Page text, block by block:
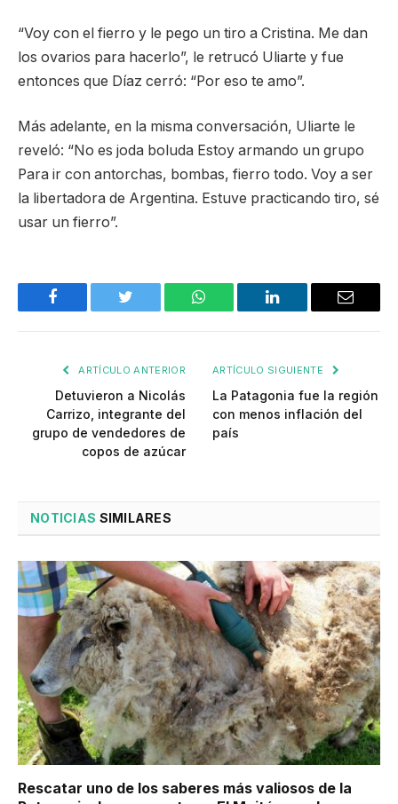
“Voy con el fierro y le pego un tiro a Cristina. Me dan
los ovarios para hacerlo”, le retrucó Uliarte y fue
entonces que Díaz cerró: “Por eso te amo”.
Más adelante, en la misma conversación, Uliarte le
reveló: “No es joda boluda Estoy armando un grupo
Para ir con antorchas, bombas, fierro todo. Voy a ser
la libertadora de Argentina. Estuve practicando tiro, sé
usar un fierro”.
Facebook Twitter WhatsApp LinkedIn Email
ARTÍCULO ANTERIOR
Detuvieron a Nicolás
Carrizo, integrante del
grupo de vendedores de
copos de azúcar
ARTÍCULO SIGUIENTE
La Patagonia fue la región
con menos inflación del
país
NOTICIAS SIMILARES
Rescatar uno de los saberes más valiosos de la